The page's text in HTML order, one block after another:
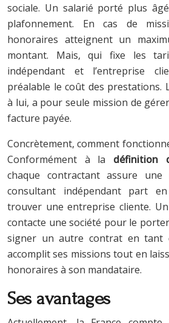
sociale. Un salarié porté plus
plafonnement. En cas de
honoraires atteignent un
montant. Mais, qui fixe les
indépendant et l’entreprise
préalable le coût des prestations.
à lui, a pour seule mission de
facture payée.
Concrètement, comment
Conformément à la définition
chaque contractant assure une
consultant indépendant part
trouver une entreprise cliente.
contacte une société pour le
signer un autre contrat en tant
accomplit ses missions tout en
honoraires à son mandataire.
Ses avantages